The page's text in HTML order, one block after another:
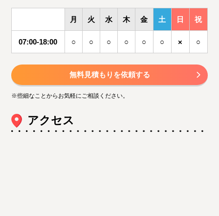
月 火 水 木 金 土 日 祝
07:00-18:00 ○ ○ ○ ○ ○ ○ × ○
無料見積もりを依頼する
※些細なことからお気軽にご相談ください。
アクセス